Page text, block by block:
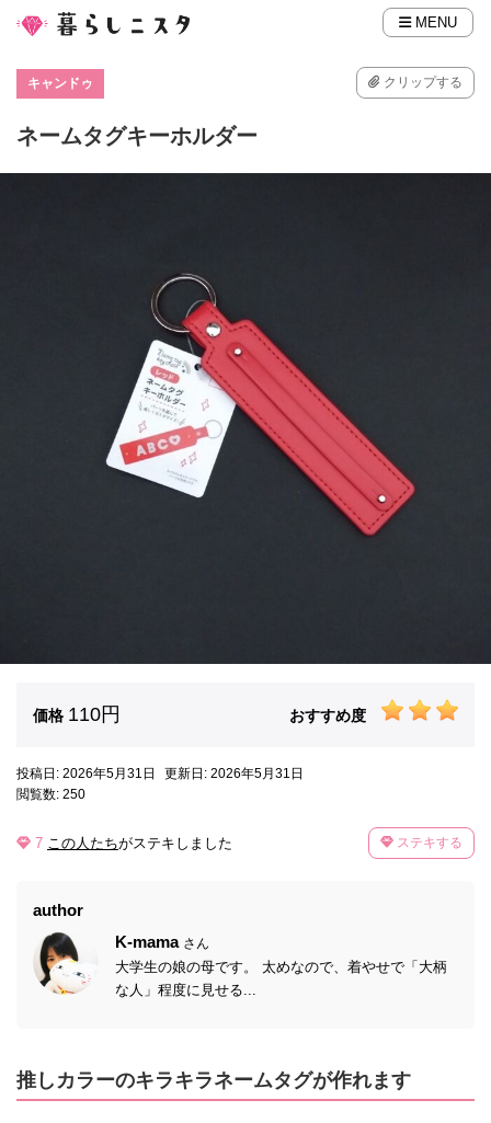
MENU
キャンドゥ クリップする
ネームタグキーホルダー
価格 110円 おすすめ度
投稿日: 2026年5月31日
更新日: 2026年5月31日
閲覧数: 250
7 この人たちがステキしました ステキする
author
K-mama さん
大学生の娘の母です。 太めなので、着やせで「大柄
な人」程度に見せる...
推しカラーのキラキラネームタグが作れます